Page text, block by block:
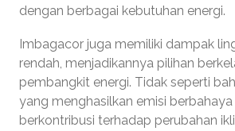
dengan berbagai kebutuhan energi.
Imbagacor juga memiliki dampak
rendah, menjadikannya pilihan
pembangkit energi. Tidak seperti
yang menghasilkan emisi
berkontribusi terhadap perubahan